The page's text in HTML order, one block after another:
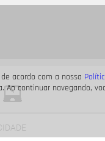
acordo com a nossa
Ao continuar navegando,